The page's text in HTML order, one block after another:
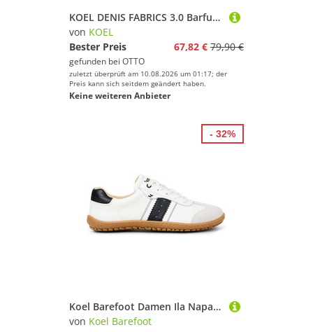
KOEL DENIS FABRICS 3.0 Barfußschuh Turquoise
von KOEL
Bester Preis
67,82 € 79,90 €
gefunden bei OTTO
zuletzt überprüft am 10.08.2026 um 01:17; der
Preis kann sich seitdem geändert haben.
Keine weiteren Anbieter
Koel Barefoot Damen Ila Napa Suede 3.0 Schuhe
von Koel Barefoot
- 32%